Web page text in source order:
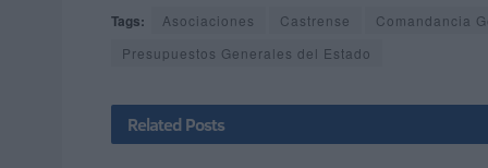
Tags: Asociaciones Castrense Comandancia
Presupuestos Generales del Estado
Related Posts